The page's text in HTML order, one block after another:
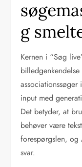
g
Kernen i “Søg
input med
Det betyder, at
behøver være
forespørgslen, og
svar.